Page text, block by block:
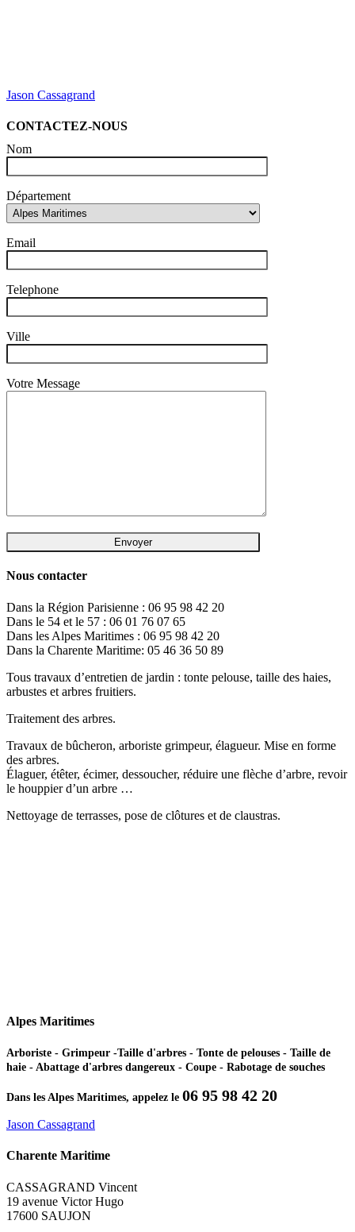
Jason Cassagrand
CONTACTEZ-NOUS
Nom
Département
Email
Telephone
Ville
Votre Message
Nous contacter
Dans la Région Parisienne : 06 95 98 42 20
Dans le 54 et le 57 : 06 01 76 07 65
Dans les Alpes Maritimes : 06 95 98 42 20
Dans la Charente Maritime: 05 46 36 50 89
Tous travaux d’entretien de jardin : tonte pelouse, taille des haies,
arbustes et arbres fruitiers.
Traitement des arbres.
Travaux de bûcheron, arboriste grimpeur, élagueur. Mise en forme
des arbres.
Élaguer, étêter, écimer, dessoucher, réduire une flèche d’arbre, revoir
le houppier d’un arbre …
Nettoyage de terrasses, pose de clôtures et de claustras.
Alpes Maritimes
Arboriste - Grimpeur -Taille d'arbres - Tonte de pelouses - Taille de
haie - Abattage d'arbres dangereux - Coupe - Rabotage de souches
Dans les Alpes Maritimes, appelez le 06 95 98 42 20
Jason Cassagrand
Charente Maritime
CASSAGRAND Vincent
19 avenue Victor Hugo
17600 SAUJON